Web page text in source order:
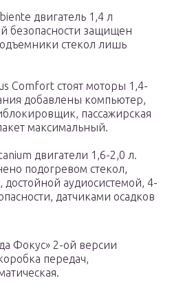
двигатель 1,4 л
безопасности защищен
стекол лишь
Comfort стоят моторы 1,4-
добавлены компьютер,
пассажирская
максимальный.
двигатели 1,6-2,0 л.
подогревом стекол,
аудиосистемой, 4-
датчиками осадков
Фокус» 2-ой версии
передач,